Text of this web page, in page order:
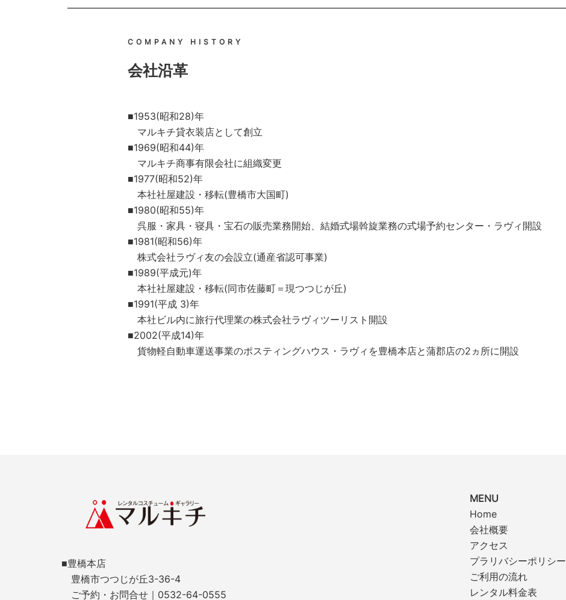
COMPANY HISTORY
会社沿革
■1953(昭和28)年
マルキチ貸衣装店として創立
■1969(昭和44)年
マルキチ商事有限会社に組織変更
■1977(昭和52)年
本社社屋建設・移転(豊橋市大国町)
■1980(昭和55)年
呉服・家具・寝具・宝石の販売業務開始、結婚式場斡旋業務の式場予約センター・ラヴィ開設
■1981(昭和56)年
株式会社ラヴィ友の会設立(通産省認可事業)
■1989(平成元)年
本社社屋建設・移転(同市佐藤町＝現つつじが丘)
■1991(平成 3)年
本社ビル内に旅行代理業の株式会社ラヴィツーリスト開設
■2002(平成14)年
貨物軽自動車運送事業のポスティングハウス・ラヴィを豊橋本店と蒲郡店の2ヵ所に開設
■豊橋本店
豊橋市つつじが丘3-36-4
ご予約・お問合せ｜0532-64-0555
MENU
Home
会社概要
アクセス
プラリバシーポリシー
ご利用の流れ
レンタル料金表